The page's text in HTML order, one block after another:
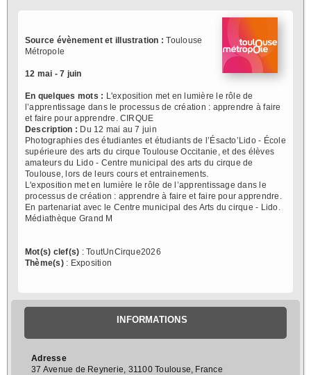
Source évènement et illustration : Toulouse
Métropole
12 mai - 7 juin
En quelques mots : L'exposition met en lumière le rôle de
l’apprentissage dans le processus de création : apprendre à faire
et faire pour apprendre. CIRQUE
Description : Du 12 mai au 7 juin
Photographies des étudiantes et étudiants de l’Ésacto’Lido - École
supérieure des arts du cirque Toulouse Occitanie, et des élèves
amateurs du Lido - Centre municipal des arts du cirque de
Toulouse, lors de leurs cours et entrainements.
L'exposition met en lumière le rôle de l’apprentissage dans le
processus de création : apprendre à faire et faire pour apprendre.
En partenariat avec le Centre municipal des Arts du cirque - Lido.
Médiathèque Grand M
Mot(s) clef(s) : ToutUnCirque2026
Thème(s): Exposition
INFORMATIONS
Adresse
37 Avenue de Reynerie, 31100 Toulouse, France